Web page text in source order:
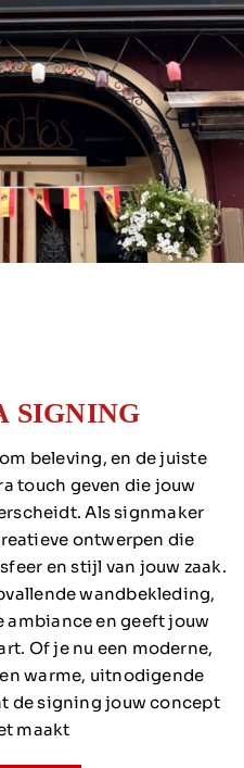
ons
SIGNING
beleving, en de juiste
touch geven die jouw
Als signmaker
ontwerpen die
en stijl van jouw zaak.
wandbekleding,
ambiance en geeft jouw
Of je nu een moderne,
warme, uitnodigende
de signing jouw concept
maakt